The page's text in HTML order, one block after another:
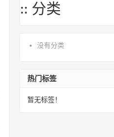
:: 分类
没有分类
热门标签
暂无标签！